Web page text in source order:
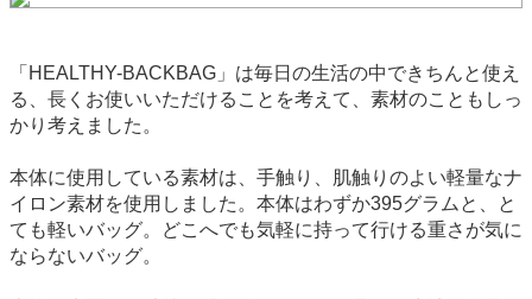
「HEALTHY-BACKBAG」は毎日の生活の中できちんと使え
る、長くお使いいただけることを考えて、素材のこともしっ
かり考えました。
本体に使用している素材は、手触り、肌触りのよい軽量なナ
イロン素材を使用しました。本体はわずか395グラムと、と
ても軽いバッグ。どこへでも気軽に持って行ける重さが気に
ならないバッグ。